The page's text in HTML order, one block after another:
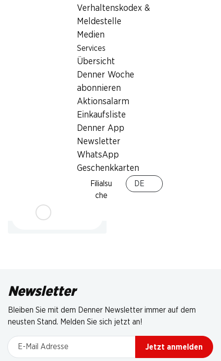
Verhaltenskodex &
Meldestelle
Medien
Services
Übersicht
Denner Woche
abonnieren
Aktionsalarm
Einkaufsliste
Denner App
Newsletter
WhatsApp
Geschenkkarten
Filialsu
che
DE
Mulino Bianco Pan Goccioli
29%
Gusparo Croissants Cacao
Newsletter
Bleiben Sie mit dem Denner Newsletter immer auf dem
neusten Stand. Melden Sie sich jetzt an!
E-Mail Adresse
Jetzt anmelden